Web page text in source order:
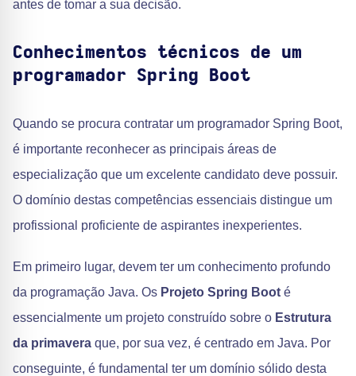
antes de tomar a sua decisão.
Conhecimentos técnicos de um
programador Spring Boot
Quando se procura contratar um programador Spring Boot,
é importante reconhecer as principais áreas de
especialização que um excelente candidato deve possuir.
O domínio destas competências essenciais distingue um
profissional proficiente de aspirantes inexperientes.
Em primeiro lugar, devem ter um conhecimento profundo
da programação Java. Os Projeto Spring Boot é
essencialmente um projeto construído sobre o Estrutura
da primavera que, por sua vez, é centrado em Java. Por
conseguinte, é fundamental ter um domínio sólido desta